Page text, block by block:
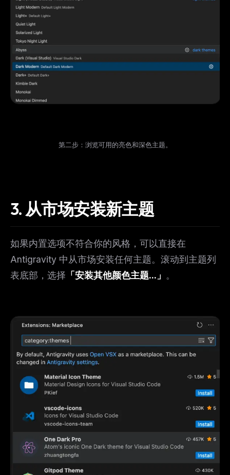
第二步：浏览可用的亮色和深色主题。
3. 从市场安装新主题
如果内置选项不符合你的风格，可以直接在
Antigravity 中从市场安装任何主题。滚动到主题列
表底部，选择 「安装其他颜色主题...」 。